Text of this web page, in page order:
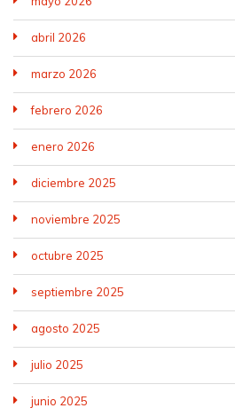
abril 2026
marzo 2026
febrero 2026
enero 2026
diciembre 2025
noviembre 2025
octubre 2025
septiembre 2025
agosto 2025
julio 2025
junio 2025